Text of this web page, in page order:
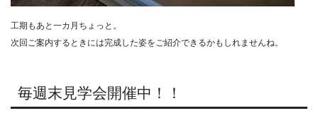
工期もあと一カ月ちょっと。
次回ご案内するときには完成した姿をご紹介できるかもしれませんね。
毎週末見学会開催中！！